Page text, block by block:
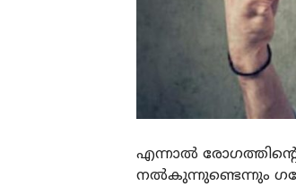
എന്നാൽ
നൽകുന്നുണ്ടെന്നും